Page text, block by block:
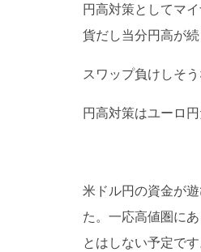
円高対策としてマ
貨だし当分円高が続
スワップ負けしそ
円高対策はユーロ
米ドル円の資金が
た。一応高値圏に
とはしない予定です